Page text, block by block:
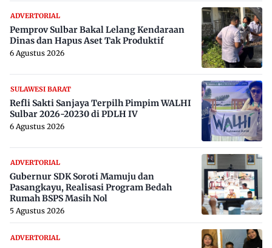
ADVERTORIAL
Pemprov Sulbar Bakal Lelang Kendaraan
Dinas dan Hapus Aset Tak Produktif
6 Agustus 2026
SULAWESI BARAT
Refli Sakti Sanjaya Terpilh Pimpim WALHI
Sulbar 2026-20230 di PDLH IV
6 Agustus 2026
ADVERTORIAL
Gubernur SDK Soroti Mamuju dan
Pasangkayu, Realisasi Program Bedah
Rumah BSPS Masih Nol
5 Agustus 2026
ADVERTORIAL